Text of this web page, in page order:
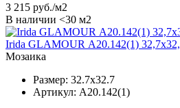
3 215 руб./м2
В наличии <30 м2
Irida GLAMOUR А20.142(1)
Мозаика
Размер: 32.7x32.7
Артикул: А20.142(1)